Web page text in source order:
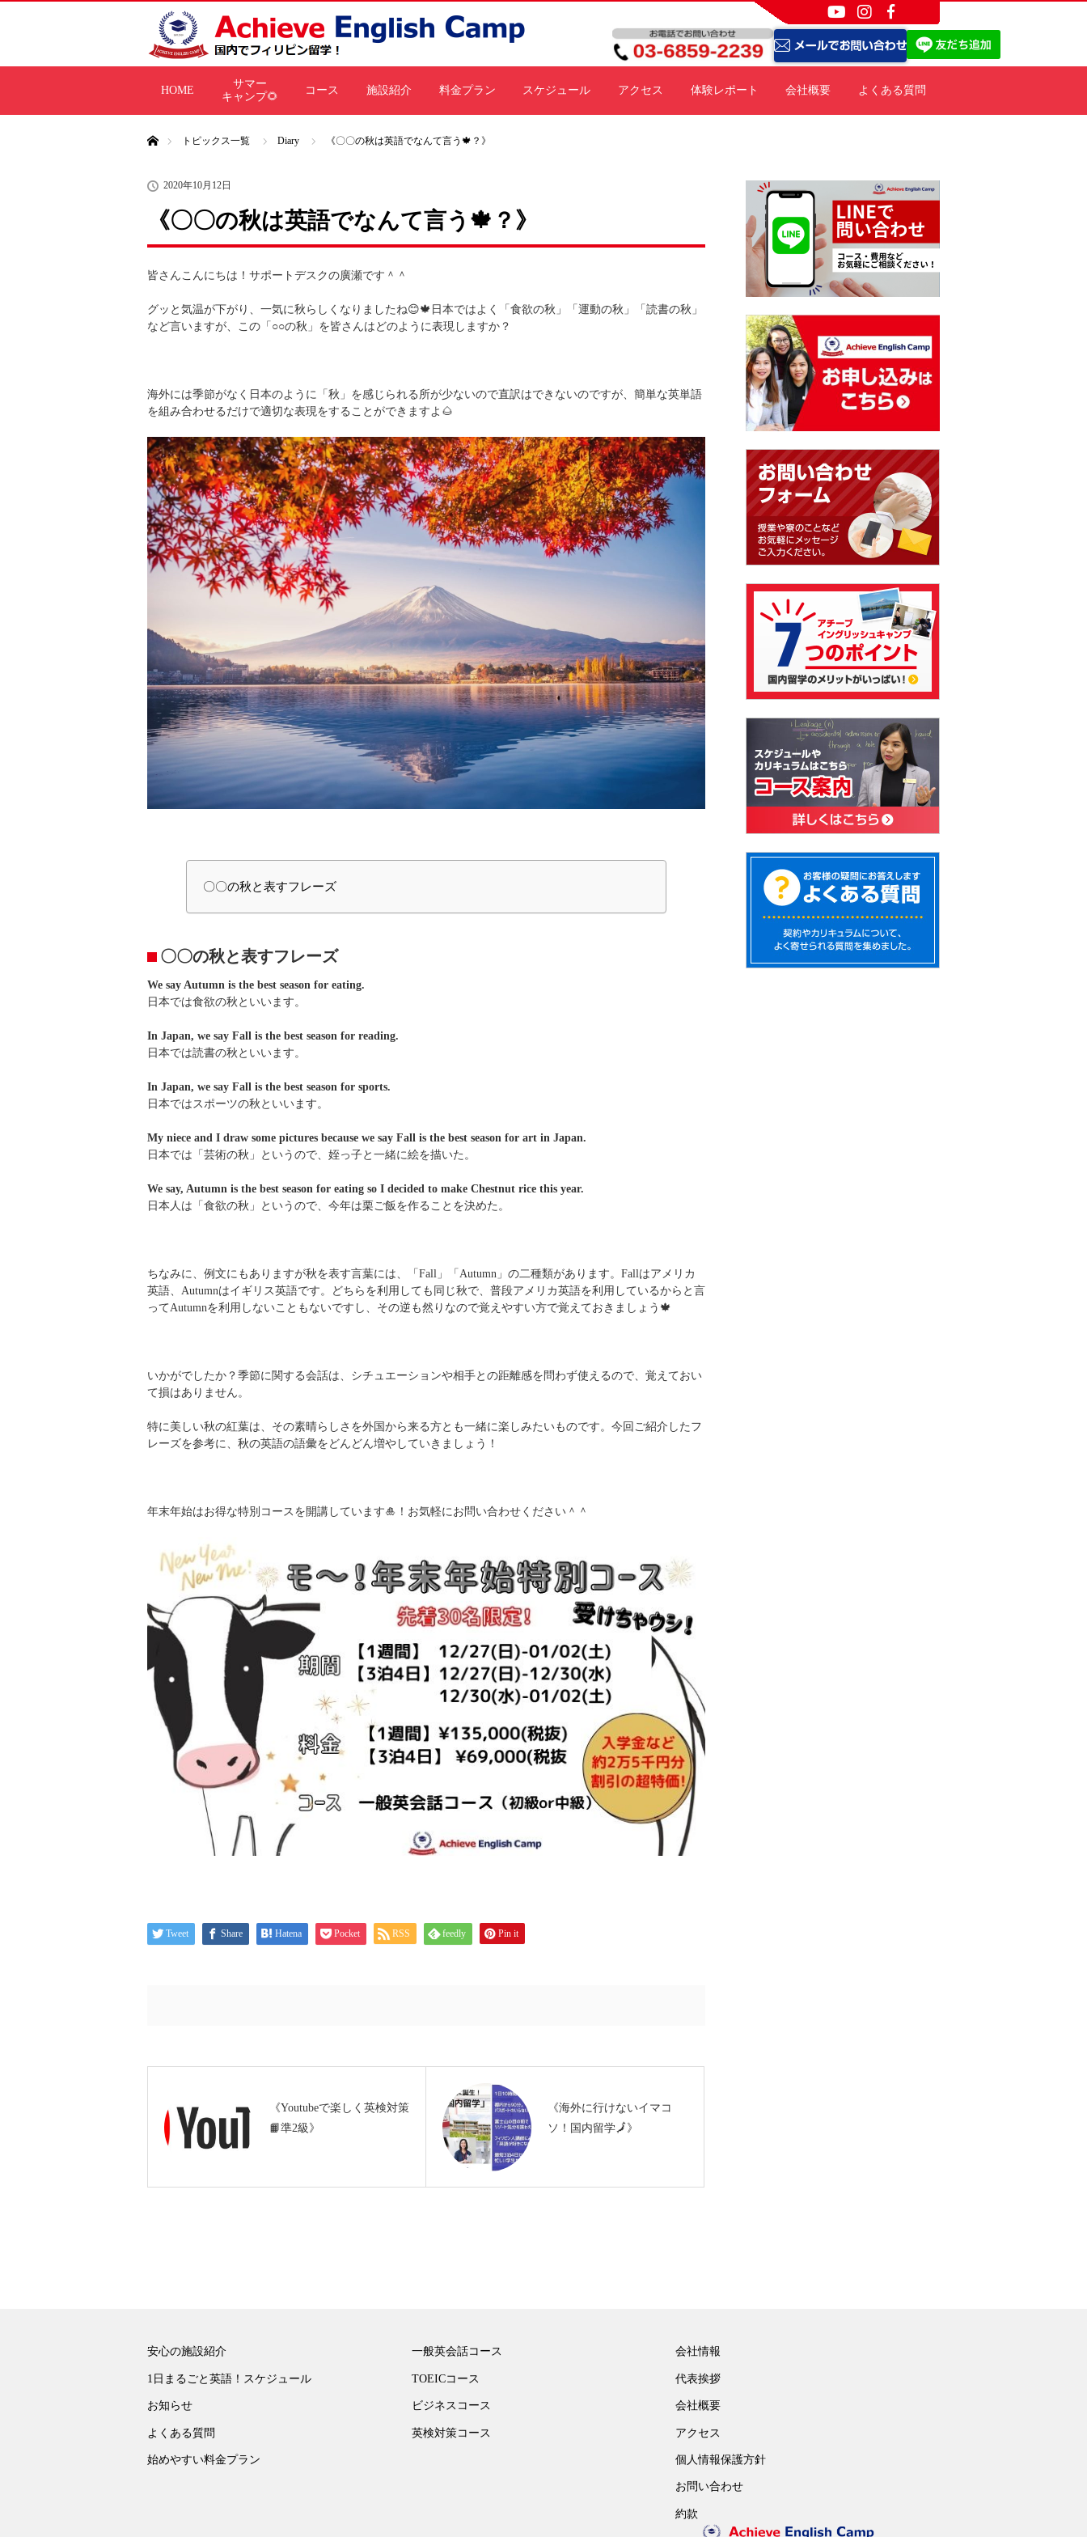
HOME
サマー
キャンプ🌻
コース 施設紹介 料金プラン スケジュール アクセス 体験レポート 会社概要 よくある質問
トピックス一覧
Diary 《〇〇の秋は英語でなんて言う🍁？》
2020年10月12日
《〇〇の秋は英語でなんて言う🍁？》
皆さんこんにちは！サポートデスクの廣瀬です＾＾
グッと気温が下がり、一気に秋らしくなりましたね😊🍁日本ではよく「食欲の秋」「運動の秋」「読書の秋」
など言いますが、この「○○の秋」を皆さんはどのように表現しますか？
海外には季節がなく日本のように「秋」を感じられる所が少ないので直訳はできないのですが、簡単な英単語
を組み合わせるだけで適切な表現をすることができますよ🌰
〇〇の秋と表すフレーズ
〇〇の秋と表すフレーズ
We say Autumn is the best season for eating.
日本では食欲の秋といいます。
In Japan, we say Fall is the best season for reading.
日本では読書の秋といいます。
In Japan, we say Fall is the best season for sports.
日本ではスポーツの秋といいます。
My niece and I draw some pictures because we say Fall is the best season for art in Japan.
日本では「芸術の秋」というので、姪っ子と一緒に絵を描いた。
We say, Autumn is the best season for eating so I decided to make Chestnut rice this year.
日本人は「食欲の秋」というので、今年は栗ご飯を作ることを決めた。
ちなみに、例文にもありますが秋を表す言葉には、「Fall」「Autumn」の二種類があります。Fallはアメリカ
英語、Autumnはイギリス英語です。どちらを利用しても同じ秋で、普段アメリカ英語を利用しているからと言
ってAutumnを利用しないこともないですし、その逆も然りなので覚えやすい方で覚えておきましょう🍁
いかがでしたか？季節に関する会話は、シチュエーションや相手との距離感を問わず使えるので、覚えておい
て損はありません。
特に美しい秋の紅葉は、その素晴らしさを外国から来る方とも一緒に楽しみたいものです。今回ご紹介したフ
レーズを参考に、秋の英語の語彙をどんどん増やしていきましょう！
年末年始はお得な特別コースを開講しています🎍！お気軽にお問い合わせください＾＾
Tweet Share Hatena Pocket RSS feedly Pin it
《Youtubeで楽しく英検対策
📙準2級》
《海外に行けないイマコ
ソ！国内留学🗾》
安心の施設紹介
1日まるごと英語！スケジュール
お知らせ
よくある質問
始めやすい料金プラン
一般英会話コース
TOEICコース
ビジネスコース
英検対策コース
会社情報
代表挨拶
会社概要
アクセス
個人情報保護方針
お問い合わせ
約款